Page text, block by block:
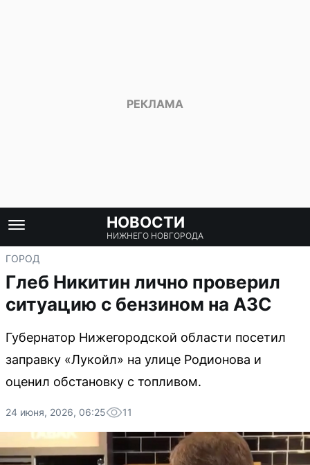
НОВОСТИ
НИЖНЕГО НОВГОРОДА
ГОРОД
Глеб Никитин лично проверил
ситуацию с бензином на АЗС
Губернатор Нижегородской области посетил
заправку «Лукойл» на улице Родионова и
оценил обстановку с топливом.
24 июня, 2026, 06:25 11